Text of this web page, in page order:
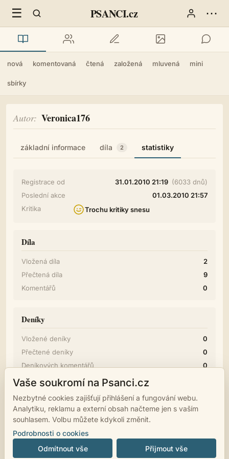
☰ PSANCI.cz ⋯
nová komentovaná čtená založená mluvená mini
sbírky
Autor Veronica176
základní informace díla 2 statistiky
Registrace od 31.01.2010 21:19 (6033 dnů)
Poslední akce
01.03.2010 21:57
Kritika
Trochu kritiky snesu
Díla
Vložená díla
2
Přečtená díla
9
Komentářů
0
Deníky
Vložené deníky
0
Přečtené deníky
0
Deníkových komentářů
0
Diskuze
Příspěvků
Vaše soukromí na Psanci.cz
Nezbytné cookies zajišťují přihlášení a fungování webu.
Analytiku, reklamu a externí obsah načteme jen s vaším
souhlasem. Volbu můžete kdykoli změnit.
Podrobnosti o cookies
Odmítnout vše
Přijmout vše